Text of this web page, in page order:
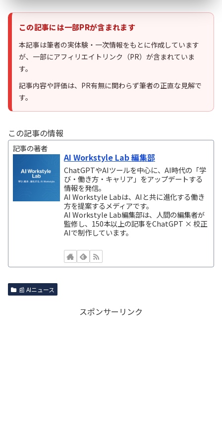
この記事には一部PRが含まれます
本記事は筆者の実体験・一次情報をもとに作成しています
が、一部にアフィリエイトリンク（PR）が含まれていま
す。
記事内容や評価は、PR有無に関わらず筆者の正直な見解で
す。
この記事の情報
記事の著者
AI Workstyle Lab 編集部
ChatGPTやAIツールを中心に、AI時代の「学
び・働き方・キャリア」をアップデートする
情報を発信。
AI Workstyle Labは、AIと共に進化する働き
方を提案するメディアです。
AI Workstyle Lab編集部は、人間の編集者が
監修し、150本以上の記事をChatGPT × 校正
AIで制作しています。
📰 AIニュース
スポンサーリンク